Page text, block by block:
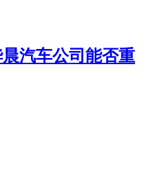
汽车公司能否重